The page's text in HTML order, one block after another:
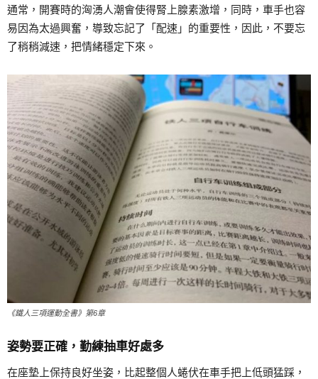
通常，開賽時的洶湧人潮會使得腎上腺素激增，同時，車手也容
易因為太過興奮，導致忘記了「配速」的重要性，因此，不要忘
了稍稍減速，把情緒穩定下來。
《鐵人三項運動全書》第6章
姿勢要正確，勤練抽車好處多
在座墊上保持良好坐姿，比起整個人蜷伏在車手把上低頭猛踩，